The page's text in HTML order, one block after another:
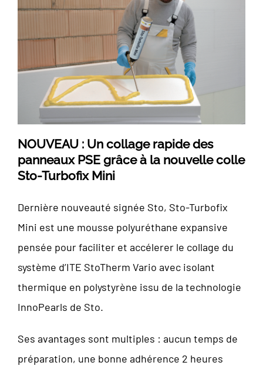
NOUVEAU : Un collage rapide des
panneaux PSE grâce à la nouvelle colle
Sto-Turbofix Mini
Dernière nouveauté signée Sto, Sto-Turbofix
Mini est une mousse polyuréthane expansive
pensée pour faciliter et accélerer le collage du
système d’ITE StoTherm Vario avec isolant
thermique en polystyrène issu de la technologie
InnoPearls de Sto.
Ses avantages sont multiples : aucun temps de
préparation, une bonne adhérence 2 heures